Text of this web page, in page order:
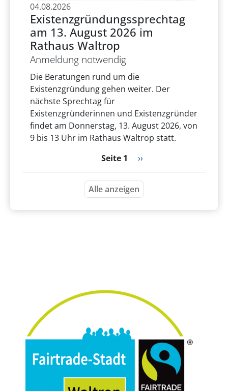
04.08.2026
Existenzgründungssprechtag
am 13. August 2026 im
Rathaus Waltrop
Anmeldung notwendig
Die Beratungen rund um die
Existenzgründung gehen weiter. Der
nächste Sprechtag für
Existenzgründerinnen und Existenzgründer
findet am Donnerstag, 13. August 2026, von
9 bis 13 Uhr im Rathaus Waltrop statt.
Seitennummerierung
Seite 1 Nächste Seite
››
Alle anzeigen